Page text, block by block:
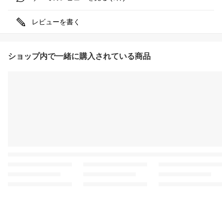
レビューを書く
ショップ内で一緒に購入されている商品